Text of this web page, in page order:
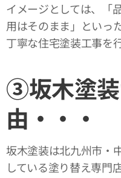
イメージとしては、「
用はそのまま」といっ
丁寧な住宅塗装工事を
③坂木塗
由・・・
坂木塗装は北九州市・
している塗り替え専門